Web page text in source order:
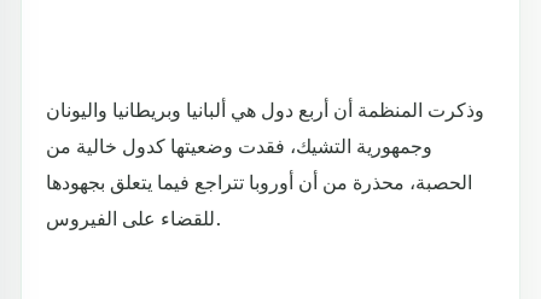
وذكرت المنظمة أن أربع دول هي ألبانيا وبريطانيا واليونان
وجمهورية التشيك، فقدت وضعيتها كدول خالية من
الحصبة، محذرة من أن أوروبا تتراجع فيما يتعلق بجهودها
للقضاء على الفيروس.